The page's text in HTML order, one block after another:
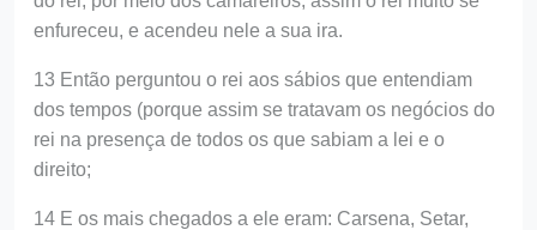
enfureceu, e acendeu nele a sua ira.
13 Então perguntou o rei aos sábios que entendiam
dos tempos (porque assim se tratavam os negócios do
rei na presença de todos os que sabiam a lei e o
direito;
14 E os mais chegados a ele eram: Carsena, Setar,